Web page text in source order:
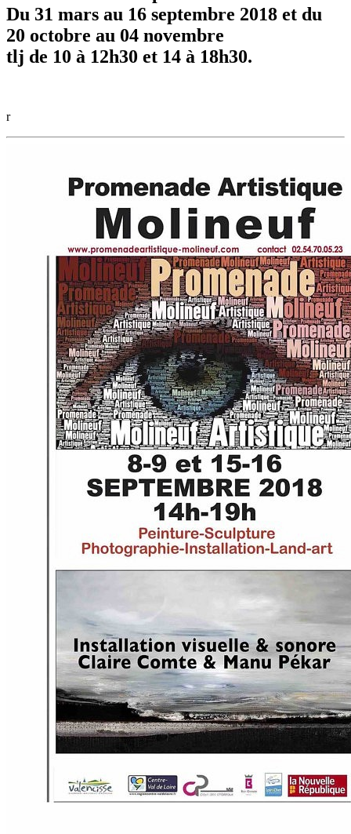
Du 31 mars au 16 septembre 2018 et du
20 octobre au 04 novembre
tlj de 10 à 12h30 et 14 à 18h30.
r